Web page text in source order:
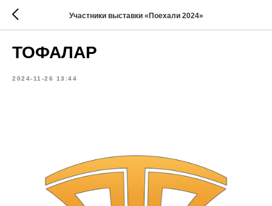
Участники выставки «Поехали 2024»
ТОФАЛАР
2024-11-26 13:44